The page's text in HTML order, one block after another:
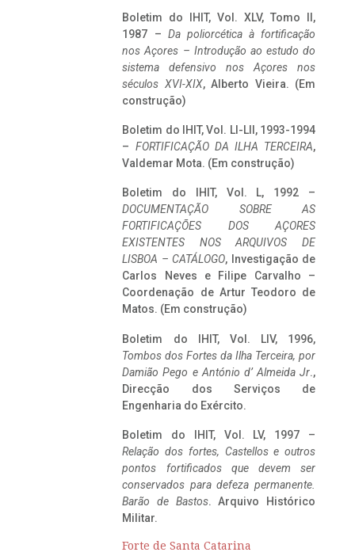
Boletim do IHIT, Vol. XLV, Tomo II,
1987 – Da poliorcética à fortificação
nos Açores – Introdução ao estudo do
sistema defensivo nos Açores nos
séculos XVI-XIX, Alberto Vieira. (Em
construção)
Boletim do IHIT, Vol. LI-LII, 1993-1994
– FORTIFICAÇÃO DA ILHA TERCEIRA,
Valdemar Mota. (Em construção)
Boletim do IHIT, Vol. L, 1992 –
DOCUMENTAÇÃO SOBRE AS
FORTIFICAÇÕES DOS AÇORES
EXISTENTES NOS ARQUIVOS DE
LISBOA – CATÁLOGO, Investigação de
Carlos Neves e Filipe Carvalho –
Coordenação de Artur Teodoro de
Matos. (Em construção)
Boletim do IHIT, Vol. LIV, 1996,
Tombos dos Fortes da Ilha Terceira, por
Damião Pego e António d’ Almeida Jr.,
Direcção dos Serviços de
Engenharia do Exército.
Boletim do IHIT, Vol. LV, 1997 –
Relação dos fortes, Castellos e outros
pontos fortificados que devem ser
conservados para defeza permanente.
Barão de Bastos. Arquivo Histórico
Militar.
Forte de Santa Catarina